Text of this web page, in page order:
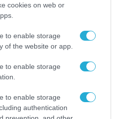
cookies on web or
to enable storage
of the website or app.
to enable storage
to enable storage
authentication